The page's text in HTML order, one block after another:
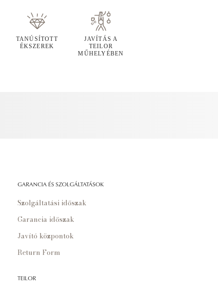
TANÚSÍTOTT
ÉKSZEREK
JAVÍTÁS A
TEILOR
MŰHELYÉBEN
GARANCIA ÉS SZOLGÁLTATÁSOK
Szolgáltatási időszak
Garancia időszak
Javító központok
Return Form
TEILOR